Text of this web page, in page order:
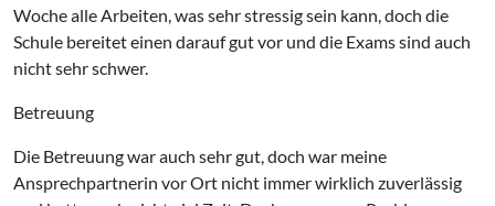
Woche alle Arbeiten, was sehr stressig sein kann, doch die
Schule bereitet einen darauf gut vor und die Exams sind auch
nicht sehr schwer.
Betreuung
Die Betreuung war auch sehr gut, doch war meine
Ansprechpartnerin vor Ort nicht immer wirklich zuverlässig